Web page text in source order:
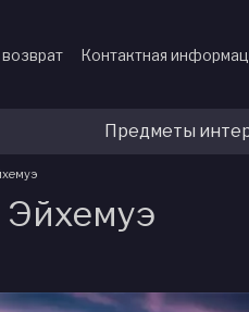
Контактная
Предметы
Эйхемуэ